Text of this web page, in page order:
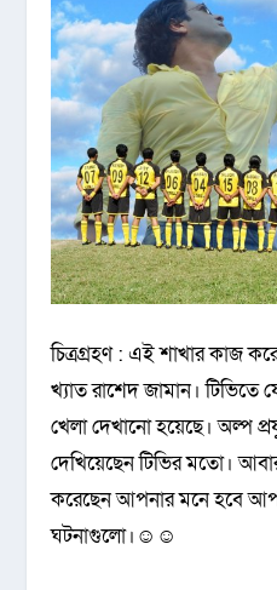
চিত্রগ্রহণ : এই শাখার কাজ
খ্যাত রাশেদ জামান। টিভিতে
খেলা দেখানো হয়েছে। অল্প
দেখিয়েছেন টিভির মতো।
করেছেন আপনার মনে হবে
ঘটনাগুলো।☺☺